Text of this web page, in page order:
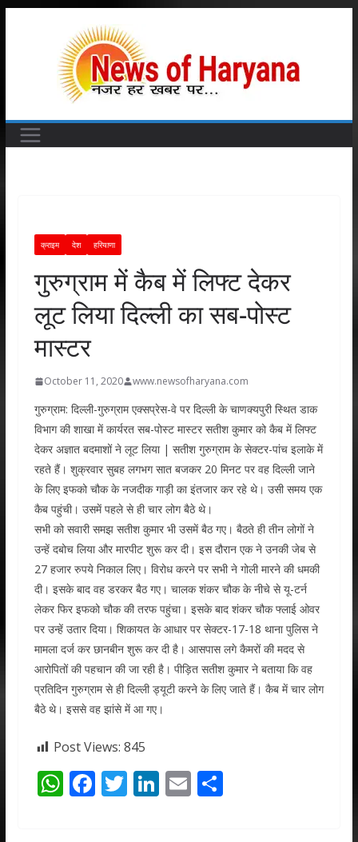
क्राइम देश हरियाणा
गुरुग्राम में कैब में लिफ्ट देकर
लूट लिया दिल्ली का सब-पोस्ट
मास्टर
October 11, 2020 www.newsofharyana.com
गुरुग्राम: दिल्ली-गुरुग्राम एक्सप्रेस-वे पर दिल्ली के चाणक्यपुरी स्थित डाक
विभाग की शाखा में कार्यरत सब-पोस्ट मास्टर सतीश कुमार को कैब में लिफ्ट
देकर अज्ञात बदमाशों ने लूट लिया | सतीश गुरुग्राम के सेक्टर-पांच इलाके में
रहते हैं। शुक्रवार सुबह लगभग सात बजकर 20 मिनट पर वह दिल्ली जाने
के लिए इफको चौक के नजदीक गाड़ी का इंतजार कर रहे थे। उसी समय एक
कैब पहुंची। उसमें पहले से ही चार लोग बैठे थे।
सभी को सवारी समझ सतीश कुमार भी उसमें बैठ गए। बैठते ही तीन लोगों ने
उन्हें दबोच लिया और मारपीट शुरू कर दी। इस दौरान एक ने उनकी जेब से
27 हजार रुपये निकाल लिए। विरोध करने पर सभी ने गोली मारने की धमकी
दी। इसके बाद वह डरकर बैठ गए। चालक शंकर चौक के नीचे से यू-टर्न
लेकर फिर इफको चौक की तरफ पहुंचा। इसके बाद शंकर चौक फ्लाई ओवर
पर उन्हें उतार दिया। शिकायत के आधार पर सेक्टर-17-18 थाना पुलिस ने
मामला दर्ज कर छानबीन शुरू कर दी है। आसपास लगे कैमरों की मदद से
आरोपितों की पहचान की जा रही है। पीड़ित सतीश कुमार ने बताया कि वह
प्रतिदिन गुरुग्राम से ही दिल्ली ड्यूटी करने के लिए जाते हैं। कैब में चार लोग
बैठे थे। इससे वह झांसे में आ गए।
Post Views: 845
W F T Li E S